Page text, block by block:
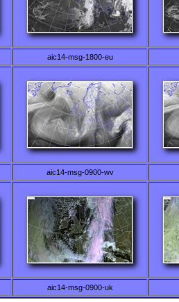
aic14-msg-1800-eu
aic14-msg-0900-wv
aic14-msg-0900-uk